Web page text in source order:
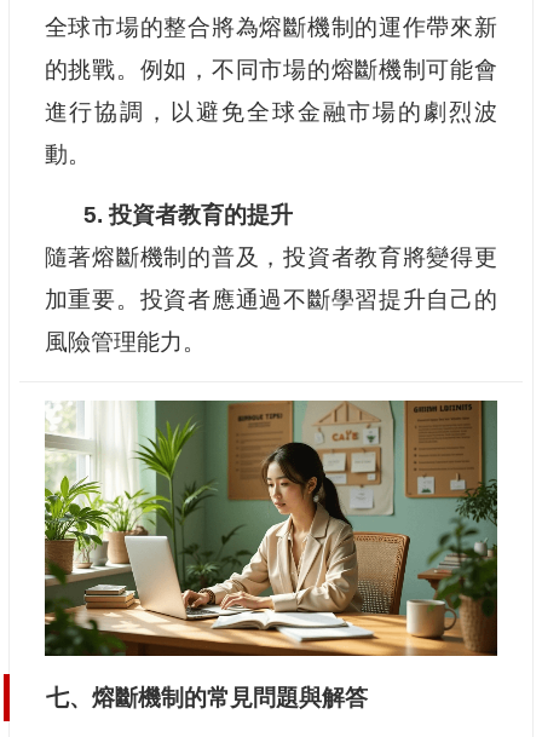
全球市場的整合將為熔斷機制的運作帶來新
的挑戰。例如，不同市場的熔斷機制可能會
進行協調，以避免全球金融市場的劇烈波
動。
5. 投資者教育的提升
隨著熔斷機制的普及，投資者教育將變得更
加重要。投資者應通過不斷學習提升自己的
風險管理能力。
七、熔斷機制的常見問題與解答